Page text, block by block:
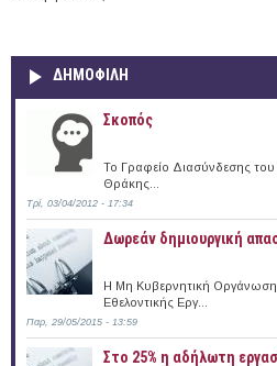
ΔΗΜΟΦΙΛΗ
Σκοπός
Το Γραφείο Διασύνδεσης του
Θράκης...
Τρί, 03/04/2012 - 17:34
Δωρεάν δημιουργική
Η Μη Κυβερνητική
Εθελοντικής Εργ...
Παρ, 29/05/2015 - 13:59
Στο 25% η αδήλωτη